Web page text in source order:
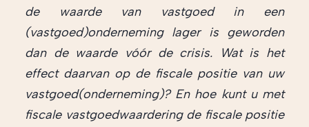
de waarde van vastgoed in een
(vastgoed)onderneming lager is geworden
dan de waarde vóór de crisis. Wat is het
effect daarvan op de fiscale positie van uw
vastgoed(onderneming)? En hoe kunt u met
fiscale vastgoedwaardering de fiscale positie